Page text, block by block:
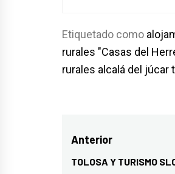
Etiquetado como
rurales "Casas del
rurales alcalá del júcar
Navegación
de
Anterior
Entrada
TOLOSA Y TURISMO